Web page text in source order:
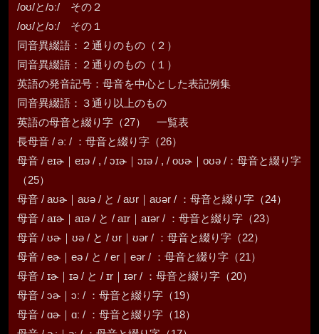
/oʊ/と/ɔː/ その２
/oʊ/と/ɔː/ その１
同音異綴語：２通りのもの（２）
同音異綴語：２通りのもの（１）
英語の発音記号：母音を中心とした表記例集
同音異綴語：３通り以上のもの
英語の母音と綴り字（27） 一覧表
長母音 / əː / ：母音と綴り字（26）
母音 / eɪɚ｜eɪə / , / ɔɪɚ｜ɔɪə / , / oʊɚ｜oʊə /：母音と綴り字
（25）
母音 / aʊɚ｜aʊə / と / aʊr｜aʊər / ：母音と綴り字（24）
母音 / aɪɚ｜aɪə / と / aɪr｜aɪər / ：母音と綴り字（23）
母音 / ʊɚ｜ʊə / と / ʊr｜ʊər / ：母音と綴り字（22）
母音 / eɚ｜eə / と / er｜eər / ：母音と綴り字（21）
母音 / ɪɚ｜ɪə / と / ɪr｜ɪər / ：母音と綴り字（20）
母音 / ɔɚ｜ɔː / ：母音と綴り字（19）
母音 / ɑɚ｜ɑː / ：母音と綴り字（18）